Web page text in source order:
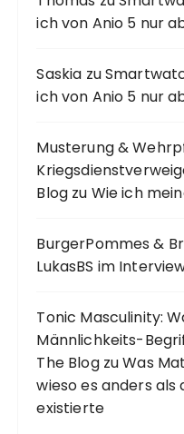
ich von Anio 5 nur
Saskia zu
ich von Anio 5 nur
Musterung &
Blog zu Wie ich
BurgerPommes &
LukasBS im
Tonic Masculinity:
Männlichkeits-
The BlogzuWas
wieso es anders
existierte